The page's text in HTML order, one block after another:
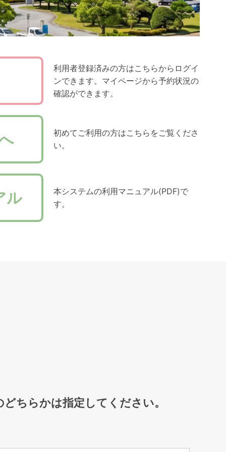
利用者登録済みの方はこちらからログイ
ンできます。マイページから予約状況の
確認ができます。
初めてご利用の方はこちらをご覧くださ
い。
ル
本システムの利用マニュアル(PDF)で
す。
ちらかは指定してください。